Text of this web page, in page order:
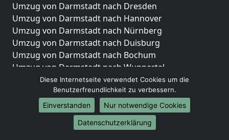
Umzug von Darmstadt nach Dresden
Umzug von Darmstadt nach Hannover
Umzug von Darmstadt nach Nürnberg
Umzug von Darmstadt nach Duisburg
Umzug von Darmstadt nach Bochum
Umzug von Darmstadt nach Wuppertal
Umzug von Darmstadt nach Bielefeld
Umzug von Darmstadt nach Bonn
Umzug von Darmstadt nach Münster
Internationale-Umzüge
Diese Internetseite verwendet Cookies um die
Benutzerfreundlichkeit zu verbessern.
Einverstanden
Nur notwendige Cookies
Datenschutzerklärung